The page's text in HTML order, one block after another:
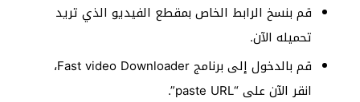
قم بنسخ الرابط الخاص بمقطع الفيديو الذي تريد
تحميله الآن.
قم بالدخول إلى برنامج Fast video Downloader،
انقر الآن على “paste URL”.